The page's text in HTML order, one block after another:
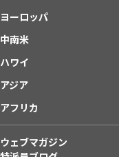
ヨーロッパ
中南米
ハワイ
アジア
アフリカ
ウェブマガジン